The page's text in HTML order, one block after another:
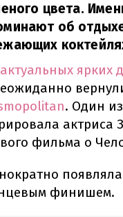
цвета.
об
актуальных ярких
. Один
актриса
фильма о
финишем.